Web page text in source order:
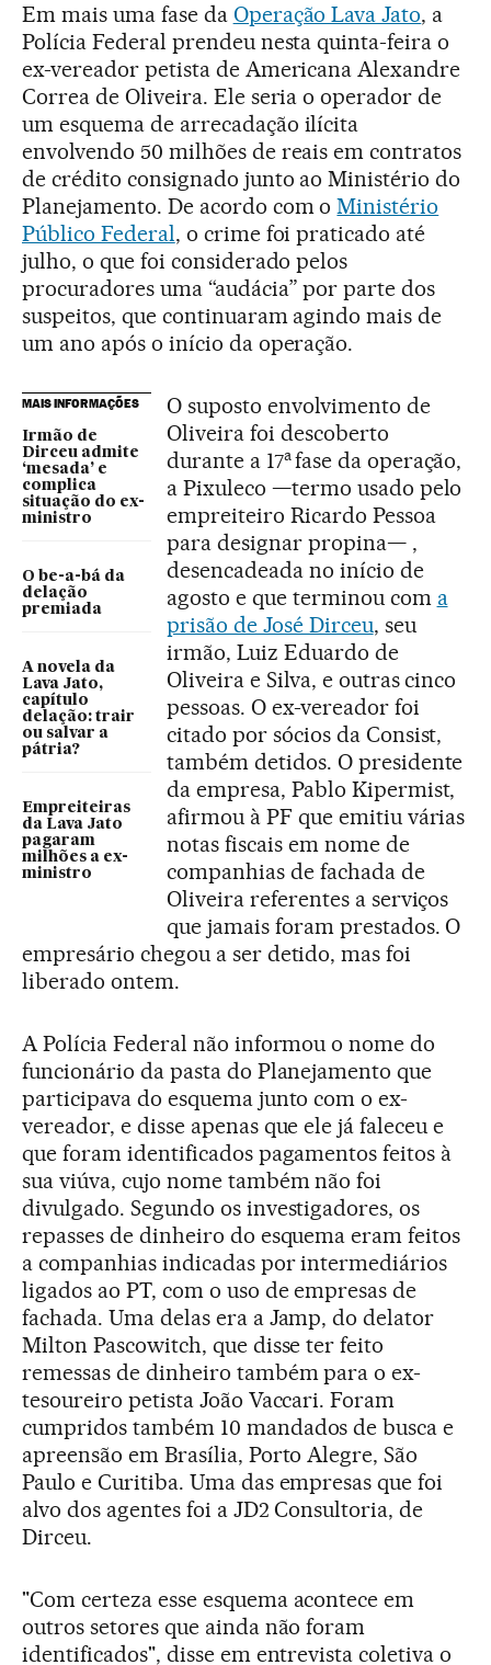
Em mais uma fase da Operação Lava Jato, a
Polícia Federal prendeu nesta quinta-feira o
ex-vereador petista de Americana Alexandre
Correa de Oliveira. Ele seria o operador de
um esquema de arrecadação ilícita
envolvendo 50 milhões de reais em contratos
de crédito consignado junto ao Ministério do
Planejamento. De acordo com oMinistério
Público Federal, o crime foi praticado até
julho, o que foi considerado pelos
procuradores uma “audácia” por parte dos
suspeitos, que continuaram agindo mais de
um ano após o início da operação.
MAIS INFORMAÇÕES
Irmão de
Dirceu admite
‘mesada’ e
complica
situação do ex-
ministro
O be-a-bá da
delação
premiada
A novela da
Lava Jato,
capítulo
delação: trair
ou salvar a
pátria?
Empreiteiras
da Lava Jato
pagaram
milhões a ex-
ministro
O suposto envolvimento de
Oliveira foi descoberto
durante a 17afase da operação,
a Pixuleco —termo usado pelo
empreiteiro Ricardo Pessoa
para designar propina— ,
desencadeada no início de
agosto e que terminou com a
prisão de José Dirceu, seu
irmão, Luiz Eduardo de
Oliveira e Silva, e outras cinco
pessoas. O ex-vereador foi
citado por sócios da Consist,
também detidos. O presidente
da empresa, Pablo Kipermist,
afirmou à PF que emitiu várias
notas fiscais em nome de
companhias de fachada de
Oliveira referentes a serviços
que jamais foram prestados. O
empresário chegou a ser detido, mas foi
liberado ontem.
A Polícia Federal não informou o nome do
funcionário da pasta do Planejamento que
participava do esquema junto com o ex-
vereador, e disse apenas que ele já faleceu e
que foram identificados pagamentos feitos à
sua viúva, cujo nome também não foi
divulgado. Segundo os investigadores, os
repasses de dinheiro do esquema eram feitos
a companhias indicadas por intermediários
ligados ao PT, com o uso de empresas de
fachada. Uma delas era a Jamp, do delator
Milton Pascowitch, que disse ter feito
remessas de dinheiro também para o ex-
tesoureiro petista João Vaccari. Foram
cumpridos também 10 mandados de busca e
apreensão em Brasília, Porto Alegre, São
Paulo e Curitiba. Uma das empresas que foi
alvo dos agentes foi a JD2 Consultoria, de
Dirceu.
"Com certeza esse esquema acontece em
outros setores que ainda não foram
identificados", disse em entrevista coletiva o